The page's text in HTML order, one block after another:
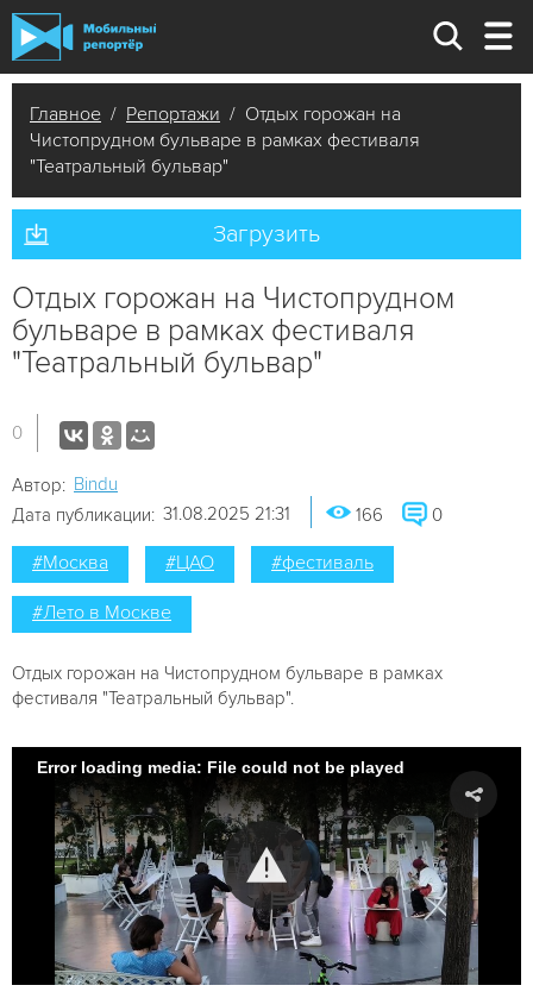
Главное / Репортажи / Отдых горожан на
Чистопрудном бульваре в рамках фестиваля
"Театральный бульвар"
Загрузить
Отдых горожан на Чистопрудном
бульваре в рамках фестиваля
"Театральный бульвар"
0
Автор: Bindu
Дата публикации: 31.08.2025 21:31 166 0
#Москва #ЦАО #фестиваль
#Лето в Москве
Отдых горожан на Чистопрудном бульваре в рамках
фестиваля "Театральный бульвар".
Error loading media: File could not be played